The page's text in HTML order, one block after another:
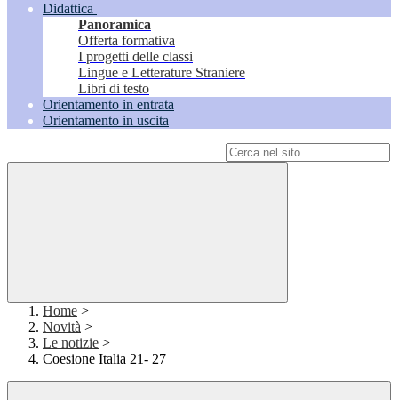
Didattica
Panoramica
Offerta formativa
I progetti delle classi
Lingue e Letterature Straniere
Libri di testo
Orientamento in entrata
Orientamento in uscita
Home >
Novità >
Le notizie >
Coesione Italia 21- 27